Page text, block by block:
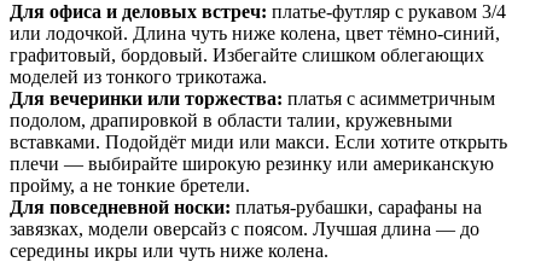
Для офиса и деловых встреч: платье-футляр с рукавом 3/4
или лодочкой. Длина чуть ниже колена, цвет тёмно-синий,
графитовый, бордовый. Избегайте слишком облегающих
моделей из тонкого трикотажа.
Для вечеринки или торжества: платья с асимметричным
подолом, драпировкой в области талии, кружевными
вставками. Подойдёт миди или макси. Если хотите открыть
плечи — выбирайте широкую резинку или американскую
пройму, а не тонкие бретели.
Для повседневной носки: платья-рубашки, сарафаны на
завязках, модели оверсайз с поясом. Лучшая длина — до
середины икры или чуть ниже колена.